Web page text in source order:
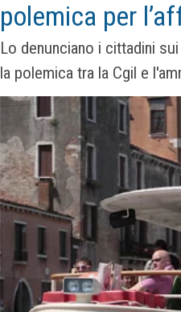
polemica per
Lo denunciano i cittadini
la polemica tra la Cgil e